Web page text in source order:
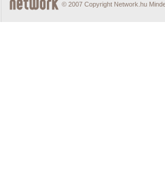
© 2007 Copyright Network.hu